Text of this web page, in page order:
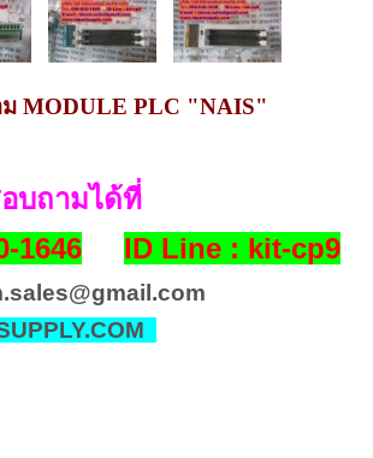
MODULE PLC "NAIS"
บถามได้ที่
1646 ID Line : kit-cp9